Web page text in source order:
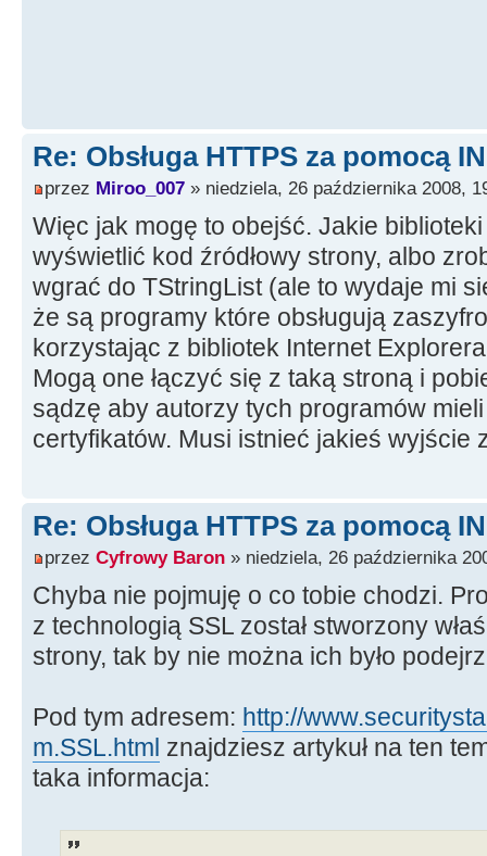
Re: Obsługa HTTPS za pomocą
przez Miroo_007 » niedziela, 26 października 2008,
Więc jak mogę to obejść. Jakie
wyświetlić kod źródłowy strony, albo
wgrać do TStringList (ale to wydaje mi
że są programy które obsługują
korzystając z bibliotek Internet
Mogą one łączyć się z taką stroną i
sądzę aby autorzy tych programów
certyfikatów. Musi istnieć jakieś wyjście
Re: Obsługa HTTPS za pomocą
przez Cyfrowy Baron » niedziela, 26 października
Chyba nie pojmuję o co tobie chodzi.
z technologią SSL został stworzony
strony, tak by nie można ich było
Pod tym adresem: http://
m.SSL.html znajdziesz artykuł na ten
taka informacja: